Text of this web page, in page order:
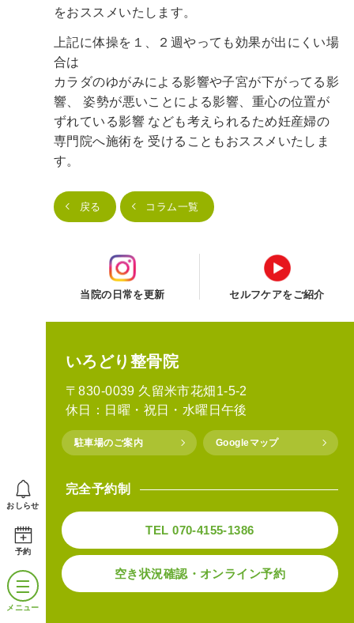
おしらせ
予約
をおススメいたします。
上記に体操を１、２週やっても効果が出にくい場
合は
カラダのゆがみによる影響や子宮が下がってる影
響、
姿勢が悪いことによる影響、重心の位置が
ずれている影響なども考えられるため妊産婦の
専門院へ施術を 受けることもおススメいたしま
す。
戻る コラム一覧
当院の日常を更新 セルフケアをご紹介
いろどり整骨院
〒830-0039 久留米市花畑1-5-2
休日：日曜・祝日・水曜日午後
駐車場のご案内 Googleマップ
完全予約制
TEL 070-4155-1386
空き状況確認・オンライン予約